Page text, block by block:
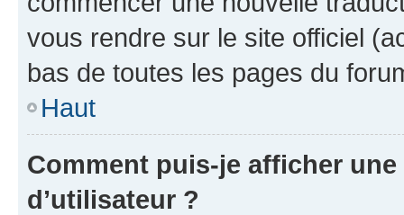
vous rendre sur le site officiel
bas de toutes les pages du
Haut
Comment puis-je afficher
d’utilisateur ?